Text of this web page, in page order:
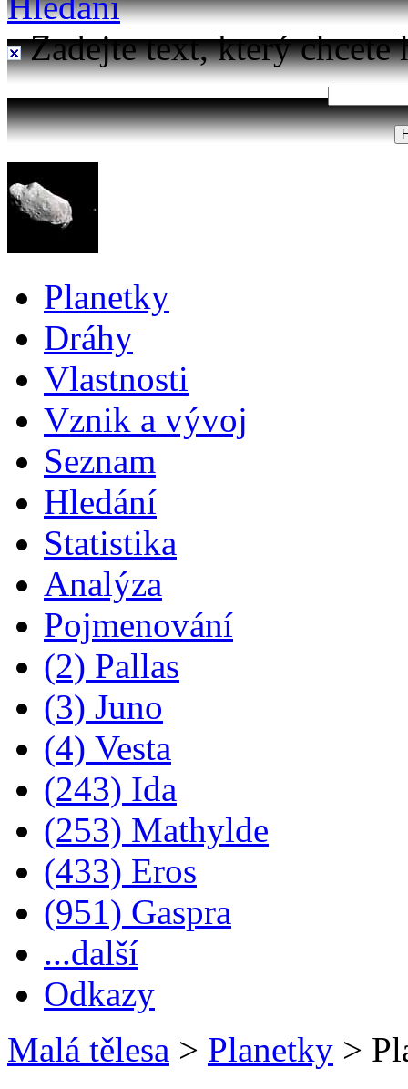
Zadejte text, který chcete
Planetky
Dráhy
Vlastnosti
Vznik a vývoj
Seznam
Hledání
Statistika
Analýza
Pojmenování
(2) Pallas
(3) Juno
(4) Vesta
(243) Ida
(253) Mathylde
(433) Eros
(951) Gaspra
...další
Odkazy
Malá tělesa > Planetky >